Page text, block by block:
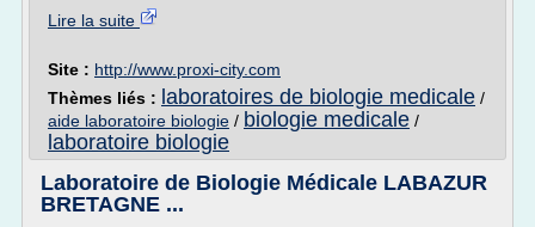
Lire la suite
Site : http://www.proxi-city.com
Thèmes liés : laboratoires de biologie medicale /
aide laboratoire biologie / biologie medicale /
laboratoire biologie
Laboratoire de Biologie Médicale LABAZUR
BRETAGNE ...